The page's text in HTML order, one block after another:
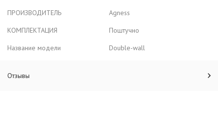
ПРОИЗВОДИТЕЛЬ
Agness
КОМПЛЕКТАЦИЯ
Поштучно
Название модели
Double-wall
Отзывы